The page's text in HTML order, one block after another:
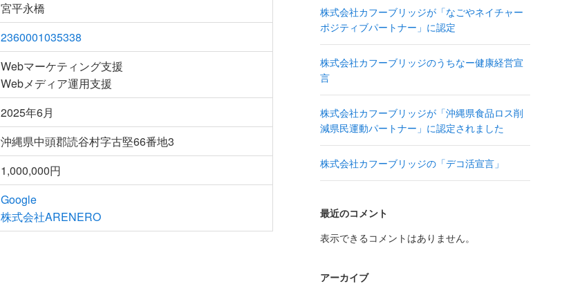
宮平永橋
2360001035338
Webマーケティング支援
Webメディア運用支援
2025年6月
沖縄県中頭郡読谷村字古堅66番地3
1,000,000円
Google
株式会社ARENERO
株式会社カフーブリッジが「なごやネイチャー
ポジティブパートナー」に認定
株式会社カフーブリッジのうちなー健康経営宣
言
株式会社カフーブリッジが「沖縄県食品ロス削
減県民運動パートナー」に認定されました
株式会社カフーブリッジの「デコ活宣言」
最近のコメント
表示できるコメントはありません。
アーカイブ